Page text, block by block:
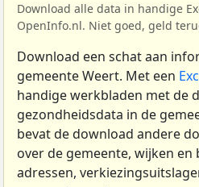
Download alle data in handige
OpenInfo.nl. Niet goed, geld
Download een schat aan
gemeente Weert. Met een
handige werkbladen met de
gezondheidsdata in de
bevat de download andere
over de gemeente, wijken
adressen,